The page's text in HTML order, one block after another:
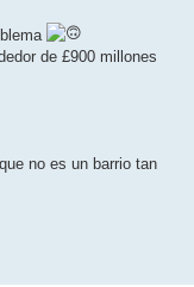
de £900 millones
no es un barrio tan